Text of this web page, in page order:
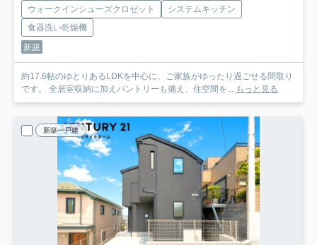
ウォークインシューズクロゼット
システムキッチン
食器洗い乾燥機
新築
約17.6帖のゆとりあるLDKを中心に、ご家族がゆったり過ごせる間取り
です。 全居室収納に加えパントリーも備え、住空間を... もっと見る
新築一戸建